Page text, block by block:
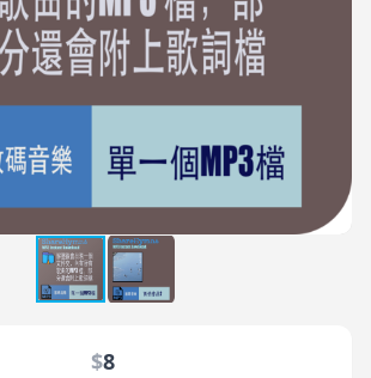
$8